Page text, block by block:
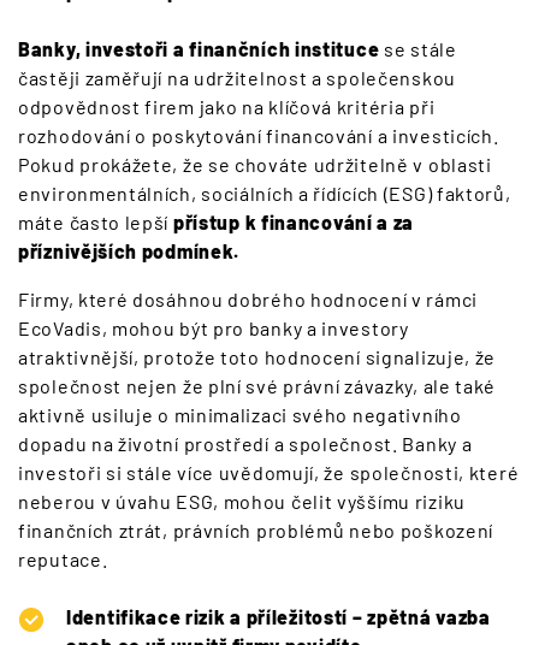
Banky, investoři a finančních instituce se stále
častěji zaměřují na udržitelnost a společenskou
odpovědnost firem jako na klíčová kritéria při
rozhodování o poskytování financování a investicích.
Pokud prokážete, že se chováte udržitelně v oblasti
environmentálních, sociálních a řídících (ESG) faktorů,
máte často lepší přístup k financování a za
příznivějších podmínek.
Firmy, které dosáhnou dobrého hodnocení v rámci
EcoVadis, mohou být pro banky a investory
atraktivnější, protože toto hodnocení signalizuje, že
společnost nejen že plní své právní závazky, ale také
aktivně usiluje o minimalizaci svého negativního
dopadu na životní prostředí a společnost. Banky a
investoři si stále více uvědomují, že společnosti, které
neberou v úvahu ESG, mohou čelit vyššímu riziku
finančních ztrát, právních problémů nebo poškození
reputace.
Identifikace rizik a příležitostí – zpětná vazba